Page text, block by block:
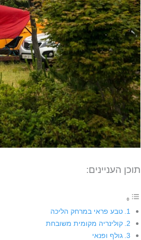
תוכן העניינים:
טבע פראי במרחק הליכה
קולינריה מקומית משובחת
גולף ופנאי